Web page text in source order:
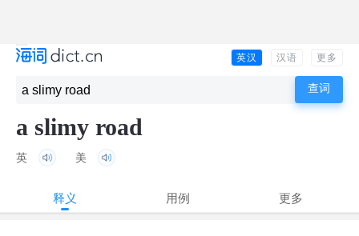
英汉 汉语 更多
a slimy road
英 美
释义 用例 更多